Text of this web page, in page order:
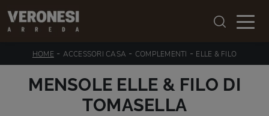
HOME - ACCESSORI CASA - COMPLEMENTI - ELLE & FILO
MENSOLE ELLE & FILO DI
TOMASELLA